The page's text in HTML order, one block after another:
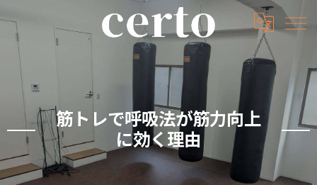
筋トレで呼吸法が筋力向上
に効く理由